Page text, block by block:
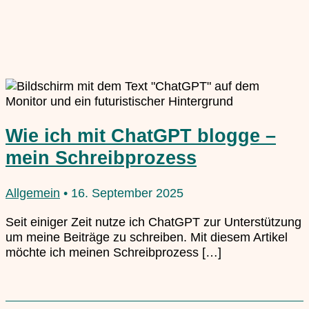
Wie ich mit ChatGPT blogge –
mein Schreibprozess
Allgemein • 16. September 2025
Seit einiger Zeit nutze ich ChatGPT zur Unterstützung
um meine Beiträge zu schreiben. Mit diesem Artikel
möchte ich meinen Schreibprozess […]